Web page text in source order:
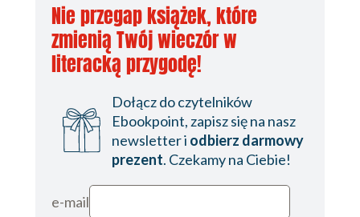
Nie przegap książek, które
zmienią Twój wieczór w
literacką przygodę!
Dołącz do czytelników
Ebookpoint, zapisz się na nasz
newsletter i odbierz darmowy
prezent. Czekamy na Ciebie!
e-mail